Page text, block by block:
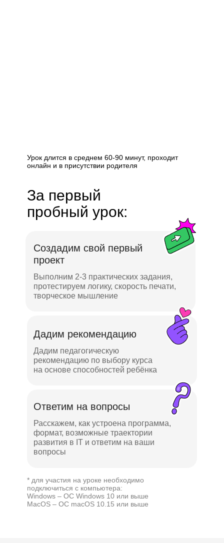
Урок длится в среднем 60-90 минут, проходит
онлайн и в присутствии родителя
* для участия на уроке необходимо
подключиться с компьютера:
Windows – ОС Windows 10 или выше
MacOS – ОС macOS 10.15 или выше
За первый
пробный урок:
Создадим свой первый
проект
Выполним 2-3 практических задания,
протестируем логику, скорость печати,
творческое мышление
Дадим рекомендацию
Дадим педагогическую
рекомендацию по выбору курса
на основе способностей ребёнка
Ответим на вопросы
Расскажем, как устроена программа,
формат, возможные траектории
развития в IT и ответим на ваши
вопросы